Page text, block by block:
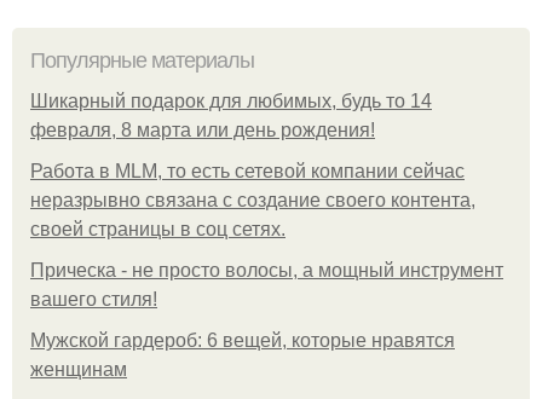
Популярные материалы
Шикарный подарок для любимых, будь то 14
февраля, 8 марта или день рождения!
Работа в MLM, то есть сетевой компании сейчас
неразрывно связана с создание своего контента,
своей страницы в соц сетях.
Прическа - не просто волосы, а мощный инструмент
вашего стиля!
Мужской гардероб: 6 вещей, которые нравятся
женщинам